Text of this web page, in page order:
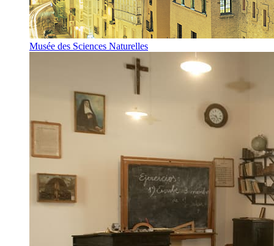
Musée des Sciences Naturelles